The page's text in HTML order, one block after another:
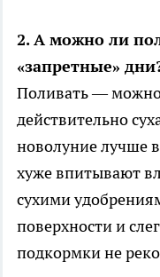
2. А можно ли
«запретные»
Поливать —
действительно
новолуние лучше
хуже впитывают
сухими
поверхности и
подкормки не